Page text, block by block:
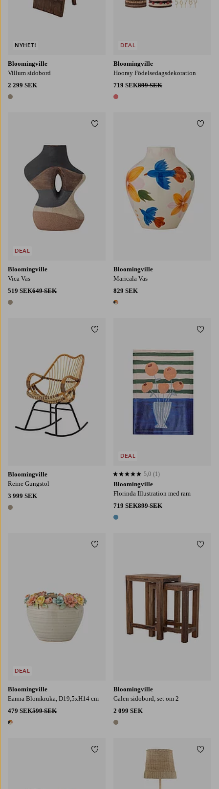
Bloomingville
Villum sidobord
2 299 SEK
1 färg
NYHET!
Bloomingville
Hooray Födelsedagsdekoration
719 SEK899 SEK
1 färg
DEAL
Bloomingville
Vica Vas
519 SEK649 SEK
1 färg
DEAL
Lägg till i favoriter
Bloomingville
Maricala Vas
829 SEK
1 färg
Bloomingville
Reine Gungstol
3 999 SEK
1 färg
Lägg till i favoriter
Bloomingville
Florinda Illustration med ram
719 SEK899 SEK
1 färg
5,0 baserat på 1 st betyg
5,0 (1)
DEAL
Bloomingville
Eanna Blomkruka, D19,5xH14 cm
479 SEK599 SEK
1 färg
DEAL
Lägg till i favoriter
Bloomingville
Galen sidobord, set om 2
2 099 SEK
1 färg
Lägg till i favoriter